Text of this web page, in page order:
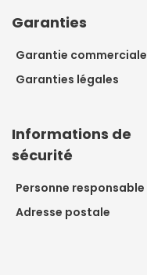
Garanties
Garantie commerciale
Garanties légales
Informations de
sécurité
Personne responsable
Adresse postale